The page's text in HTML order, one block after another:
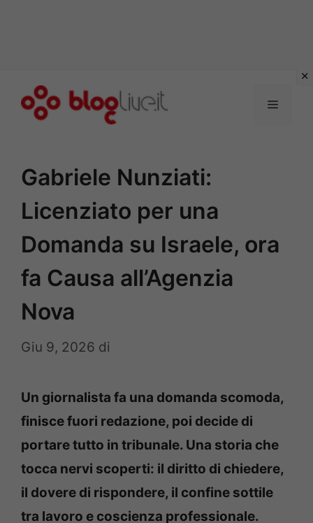
Menu
Gabriele Nunziati:
Licenziato per una
Domanda su Israele, ora
fa Causa all’Agenzia
Nova
Giu 9, 2026 di
Un giornalista fa una domanda scomoda,
finisce fuori redazione, poi decide di
portare tutto in tribunale. Una storia che
tocca nervi scoperti: il diritto di chiedere,
il dovere di rispondere, il confine sottile
tra lavoro e coscienza professionale.